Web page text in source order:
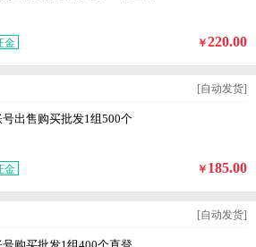
金 ￥220.00
[自动发货]
出售购买批发1组500个
金 ￥ 185.00
[自动发货]